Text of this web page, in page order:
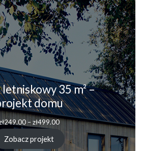
35 m² –
domu
249.00 – zł499.00
Zobacz projekt